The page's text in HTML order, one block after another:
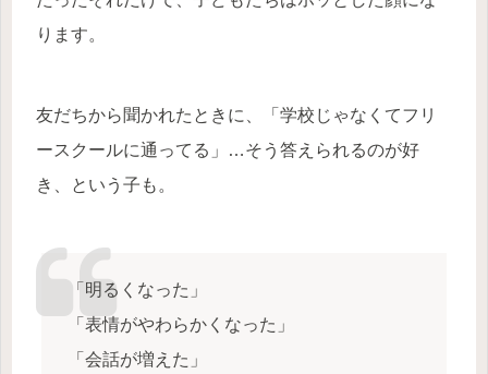
ります。
友だちから聞かれたときに、「学校じゃなくてフリ
ースクールに通ってる」…そう答えられるのが好
き、という子も。
「明るくなった」
「表情がやわらかくなった」
「会話が増えた」